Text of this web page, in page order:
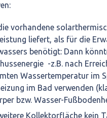
vorhandene
liefert, als für die
benötigt: Dann
-z.B. nach
Wassertemperatur im
im Bad verwenden
bzw. Wasser-
Kollektorfläche kein